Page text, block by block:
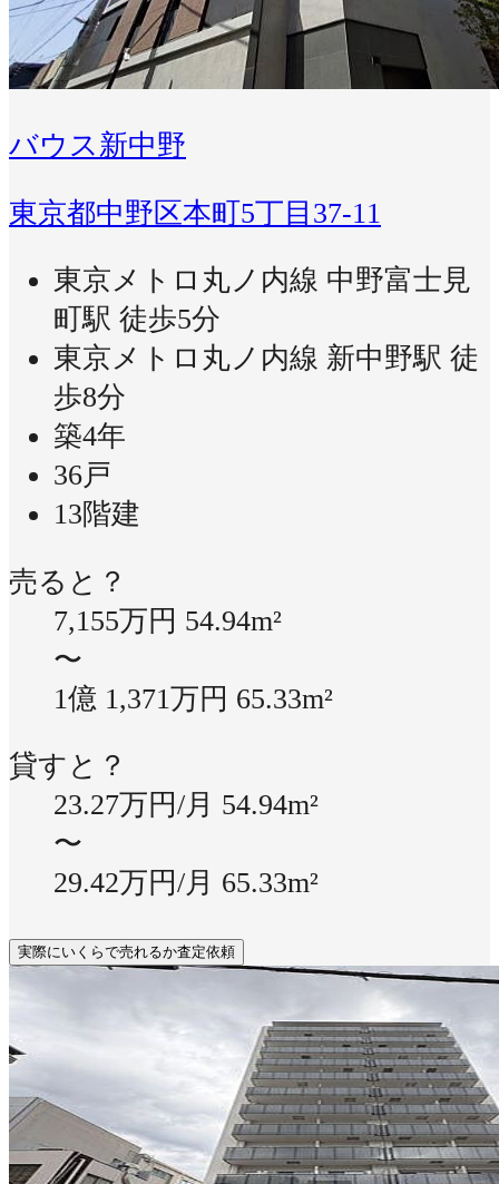
バウス新中野
東京都中野区本町5丁目37-11
東京メトロ丸ノ内線 中野富士見
町駅 徒歩5分
東京メトロ丸ノ内線 新中野駅 徒
歩8分
築4年
36戸
13階建
売ると？
7,155万円 54.94m²
〜
1億 1,371万円 65.33m²
貸すと？
23.27万円/月 54.94m²
〜
29.42万円/月 65.33m²
実際にいくらで売れるか査定依頼